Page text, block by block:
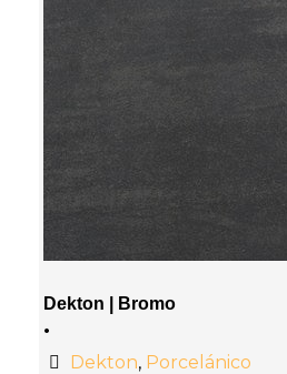
Dekton | Bromo
•
Dekton, Porcelánico